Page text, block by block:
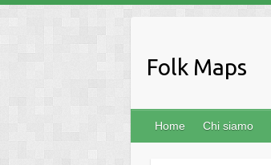
contenuto
Folk Maps
Home Chi siamo